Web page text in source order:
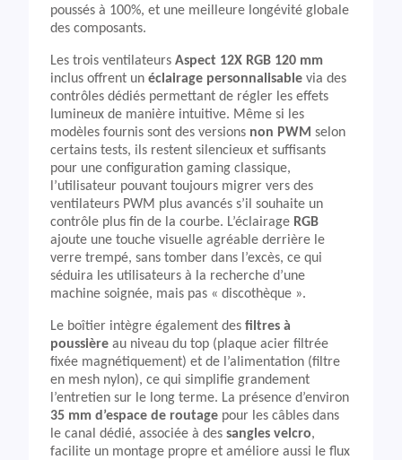
poussés à 100%, et une meilleure longévité globale
des composants.
Les trois ventilateurs Aspect 12X RGB 120 mm
inclus offrent un éclairage personnalisable via des
contrôles dédiés permettant de régler les effets
lumineux de manière intuitive. Même si les
modèles fournis sont des versions non PWM selon
certains tests, ils restent silencieux et suffisants
pour une configuration gaming classique,
l’utilisateur pouvant toujours migrer vers des
ventilateurs PWM plus avancés s’il souhaite un
contrôle plus fin de la courbe. L’éclairage RGB
ajoute une touche visuelle agréable derrière le
verre trempé, sans tomber dans l’excès, ce qui
séduira les utilisateurs à la recherche d’une
machine soignée, mais pas « discothèque ».
Le boîtier intègre également des filtres à
poussière au niveau du top (plaque acier filtrée
fixée magnétiquement) et de l’alimentation (filtre
en mesh nylon), ce qui simplifie grandement
l’entretien sur le long terme. La présence d’environ
35 mm d’espace de routage pour les câbles dans
le canal dédié, associée à des sangles velcro,
facilite un montage propre et améliore aussi le flux